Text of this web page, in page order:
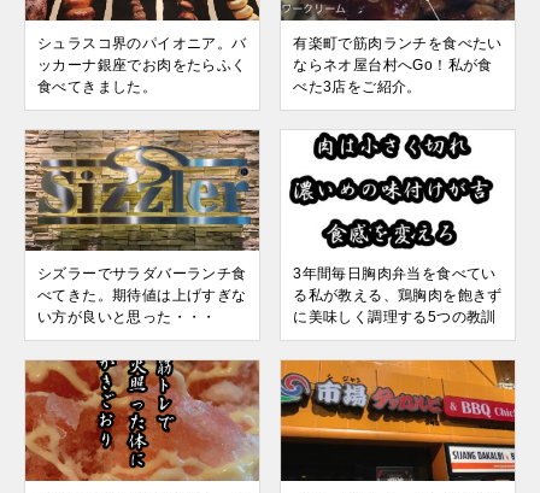
シュラスコ界のパイオニア。バ
ッカーナ銀座でお肉をたらふく
食べてきました。
有楽町で筋肉ランチを食べたい
ならネオ屋台村へGo！私が食
べた3店をご紹介。
シズラーでサラダバーランチ食
べてきた。期待値は上げすぎな
い方が良いと思った・・・
3年間毎日胸肉弁当を食べてい
る私が教える、鶏胸肉を飽きず
に美味しく調理する5つの教訓